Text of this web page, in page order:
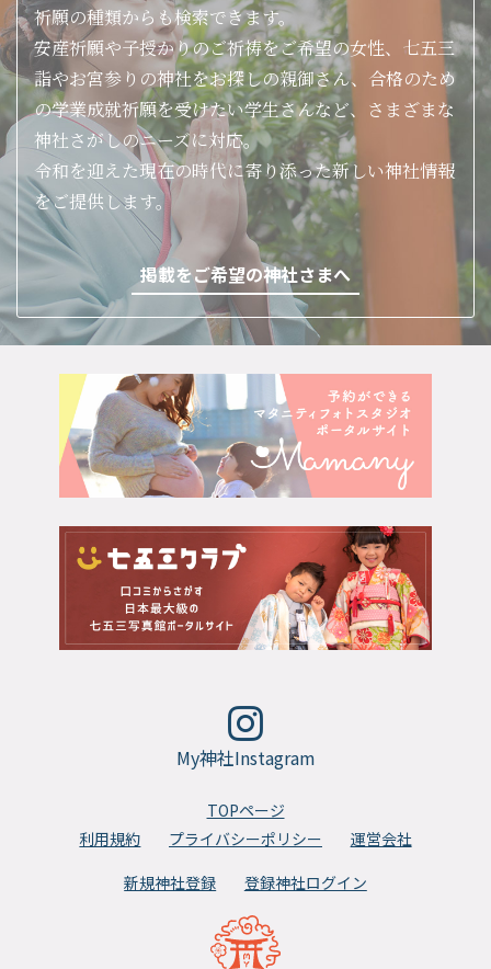
祈願の種類からも検索できます。
安産祈願や子授かりのご祈祷をご希望の女性、七五三
詣やお宮参りの神社をお探しの親御さん、合格のため
の学業成就祈願を受けたい学生さんなど、さまざまな
神社さがしのニーズに対応。
令和を迎えた現在の時代に寄り添った新しい神社情報
をご提供します。
掲載をご希望の神社さまへ
My神社Instagram
TOPページ
利用規約
プライバシーポリシー
運営会社
新規神社登録
登録神社ログイン